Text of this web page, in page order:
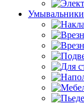
Умывальники